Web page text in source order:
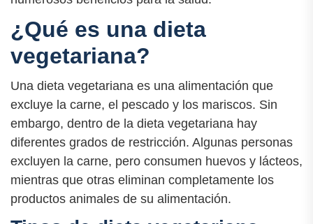
¿Qué es una dieta
vegetariana?
Una dieta vegetariana es una alimentación que
excluye la carne, el pescado y los mariscos. Sin
embargo, dentro de la dieta vegetariana hay
diferentes grados de restricción. Algunas personas
excluyen la carne, pero consumen huevos y lácteos,
mientras que otras eliminan completamente los
productos animales de su alimentación.